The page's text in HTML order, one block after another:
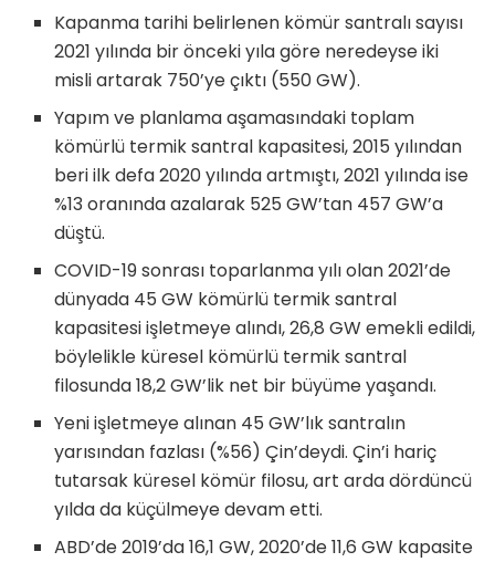
Kapanma tarihi belirlenen kömür santralı sayısı
2021 yılında bir önceki yıla göre neredeyse iki
misli artarak 750’ye çıktı (550 GW).
Yapım ve planlama aşamasındaki toplam
kömürlü termik santral kapasitesi, 2015 yılından
beri ilk defa 2020 yılında artmıştı, 2021 yılında ise
%13 oranında azalarak 525 GW’tan 457 GW’a
düştü.
COVID-19 sonrası toparlanma yılı olan 2021’de
dünyada 45 GW kömürlü termik santral
kapasitesi işletmeye alındı, 26,8 GW emekli edildi,
böylelikle küresel kömürlü termik santral
filosunda 18,2 GW’lik net bir büyüme yaşandı.
Yeni işletmeye alınan 45 GW’lık santralın
yarısından fazlası (%56) Çin’deydi. Çin’i hariç
tutarsak küresel kömür filosu, art arda dördüncü
yılda da küçülmeye devam etti.
ABD’de 2019’da 16,1 GW, 2020’de 11,6 GW kapasite